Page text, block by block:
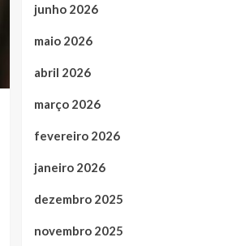
junho 2026
maio 2026
abril 2026
março 2026
fevereiro 2026
janeiro 2026
dezembro 2025
novembro 2025